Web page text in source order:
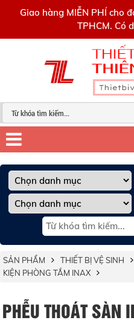
Giao hàng MIỄN PHÍ cho
TPHCM. Có
SẢN PHẨM THIẾT BỊ VỆ SINH
KIỆN PHÒNG TẮM INAX
PHỄU THOÁT SÀN
0909445903